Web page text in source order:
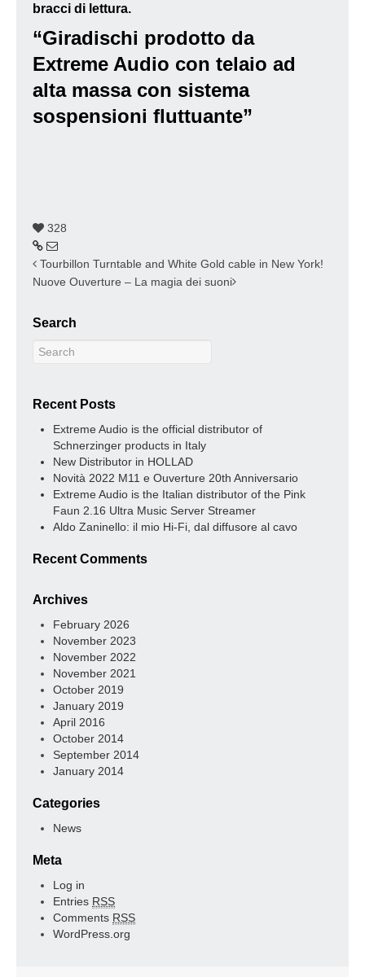
bracci di lettura.
“Giradischi prodotto da
Extreme Audio con telaio ad
alta massa con sistema
sospensioni fluttuante”
328
Tourbillon Turntable and White Gold cable in New York!
Nuove Ouverture – La magia dei suoni
Search
Recent Posts
Extreme Audio is the official distributor of
Schnerzinger products in Italy
New Distributor in HOLLAD
Novità 2022 M11 e Ouverture 20th Anniversario
Extreme Audio is the Italian distributor of the Pink
Faun 2.16 Ultra Music Server Streamer
Aldo Zaninello: il mio Hi-Fi, dal diffusore al cavo
Recent Comments
Archives
February 2026
November 2023
November 2022
November 2021
October 2019
January 2019
April 2016
October 2014
September 2014
January 2014
Categories
News
Meta
Log in
Entries RSS
Comments RSS
WordPress.org